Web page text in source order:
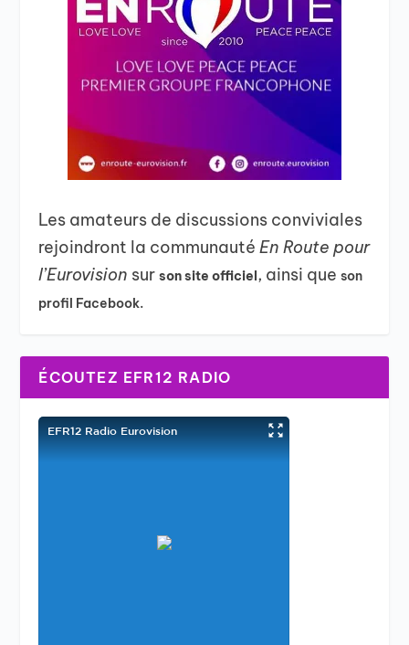
Les amateurs de discussions conviviales
rejoindront la communautéEn Route pour
l’Eurovision surson site officiel, ainsi queson
profil Facebook.
ÉCOUTEZ EFR12 RADIO